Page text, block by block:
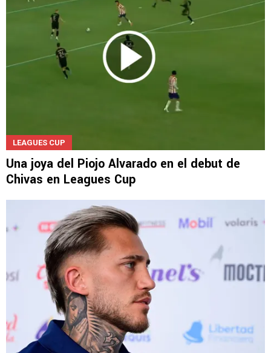
Una joya del Piojo Alvarado en el debut de
Chivas en Leagues Cup